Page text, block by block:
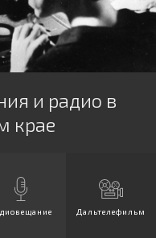
и радио в
крае
Дальтелефильм